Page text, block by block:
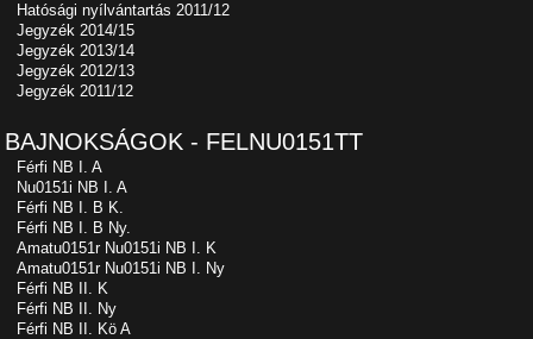
Hatósági nyílvántartás 2011/12
Jegyzék 2014/15
Jegyzék 2013/14
Jegyzék 2012/13
Jegyzék 2011/12
BAJNOKSÁGOK - FELNU0151TT
Férfi NB I. A
Nu0151i NB I. A
Férfi NB I. B K.
Férfi NB I. B Ny.
Amatu0151r Nu0151i NB I. K
Amatu0151r Nu0151i NB I. Ny
Férfi NB II. K
Férfi NB II. Ny
Férfi NB II. Kö A